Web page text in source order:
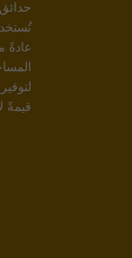
عادةً
قيمةً